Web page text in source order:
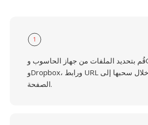
1
قُم بتحديد الملفات من جهاز الحاسوب وGoogle Drive
وDropbox، ورابط URL أو من خلال سحبها إلى
الصفحة.